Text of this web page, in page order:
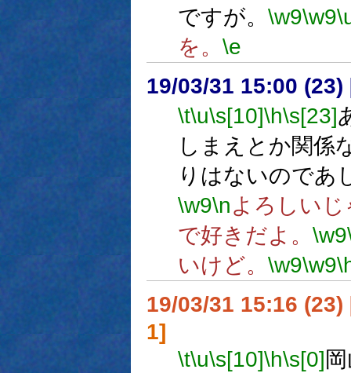
ですが。 \w9\w9
を。 \e
19/03/31 15:00 (23)
\t\u\s[10]\h\s[23]
しまえとか関係
りはないのであ
\w9\nよろしい
で好きだよ。 \w9
いけど。 \w9\w9
19/03/31 15:16 (23)
1]
\t\u\s[10]\h\s[0]